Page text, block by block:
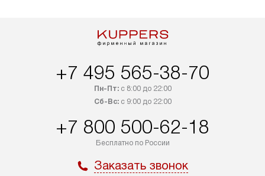
+7 495 565-38-70
Пн-Пт:с 8:00 до 22:00
Сб-Вс:с 9:00 до 22:00
+7 800 500-62-18
Бесплатно по России
Заказать звонок